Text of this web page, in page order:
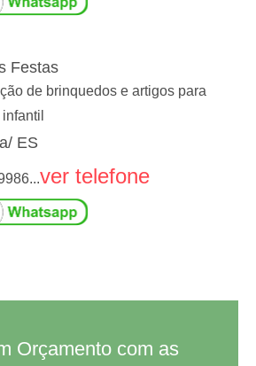
Festas
de brinquedos e artigos para
ES
ver telefone
Orçamento com as